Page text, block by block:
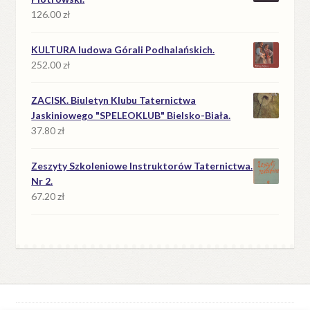
126.00zł
KULTURA ludowa Górali Podhalańskich.
252.00zł
ZACISK. Biuletyn Klubu Taternictwa
Jaskiniowego "SPELEOKLUB" Bielsko-Biała.
37.80zł
Zeszyty Szkoleniowe Instruktorów Taternictwa.
Nr 2.
67.20zł